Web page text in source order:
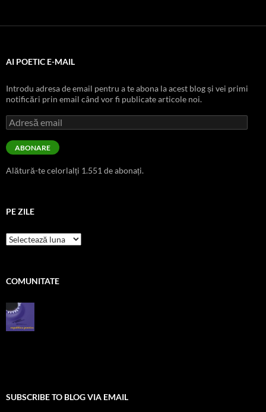
AI POETIC E-MAIL
Introdu adresa de email pentru a te abona la acest blog și vei primi
notificări prin email când vor fi publicate articole noi.
Adresă
email
ABONARE
Alătură-te celorlalți 1.551 de abonați.
PE ZILE
pe
zile
COMUNITATE
SUBSCRIBE TO BLOG VIA EMAIL